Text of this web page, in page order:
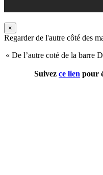
×
Regarder de l'autre côté des
« De l’autre coté de la barre
Suivez ce lien pour